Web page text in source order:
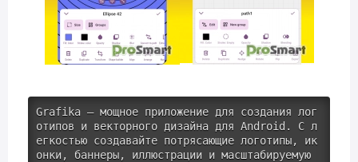
Grafika — мощное приложение для создания лог
отипов и векторного дизайна для Android. С л
егкостью создавайте потрясающие логотипы, ик
онки, баннеры, иллюстрации и масштабируемую